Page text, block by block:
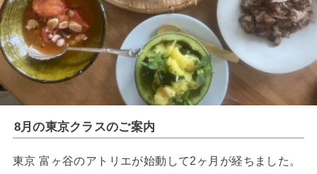
8月の東京クラスのご案内
東京 富ヶ谷のアトリエが始動して2ヶ月が経ちました。